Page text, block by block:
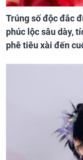
Trúng số độc đắc
phúc lộc sâu dày,
phê tiêu xài đến